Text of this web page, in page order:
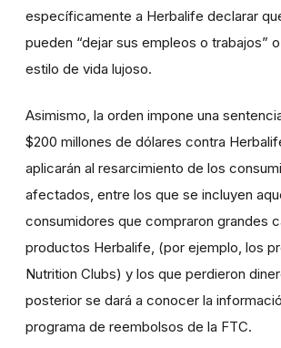
específicamente a Herbalife declarar
pueden “dejar sus empleos o trabajos”
estilo de vida lujoso.
Asimismo, la orden impone una
$200 millones de dólares contra
aplicarán al resarcimiento de los
afectados, entre los que se incluyen
consumidores que compraron grandes
productos Herbalife, (por ejemplo, los
Nutrition Clubs) y los que perdieron
posterior se dará a conocer la
programa de reembolsos de la FTC.